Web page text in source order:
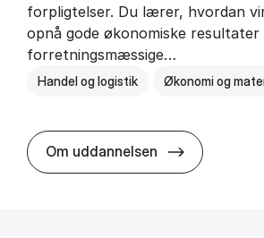
forpligtelser. Du lærer, hvordan
opnå gode økonomiske
forretningsmæssige…
Handel og logistik Økonomi og
Om uddannelsen HA(jur.) -